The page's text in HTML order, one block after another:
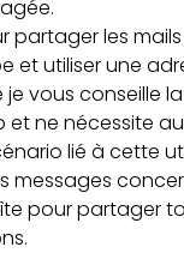
partager les
et utiliser une
je vous conseille
et ne nécessite
lié à cette
messages
pour partager